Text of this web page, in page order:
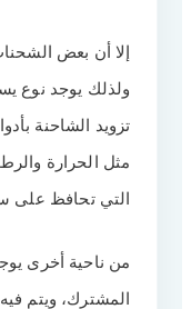
إلا أن بعض
ولذلك يوجد نوع
تزويد الشاحنة
مثل الحرارة
التي تحافظ على
من ناحية أخرى
المشترك، ويتم